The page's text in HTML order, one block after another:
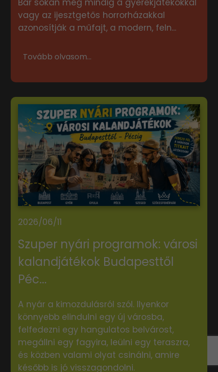
vagy az ijesztgetős horrorházakkal
azonosítják a műfajt, a modern, feln...
Tovább olvasom...
2026/06/11
Szuper nyári programok: városi
kalandjátékok Budapesttől
Péc...
A nyár a kimozdulásról szól. Ilyenkor
könnyebb elindulni egy új városba,
felfedezni egy hangulatos belvárost,
megállni egy fagyira, leülni egy teraszra,
és közben valami olyat csinálni, amire
később is jó visszagondolni.